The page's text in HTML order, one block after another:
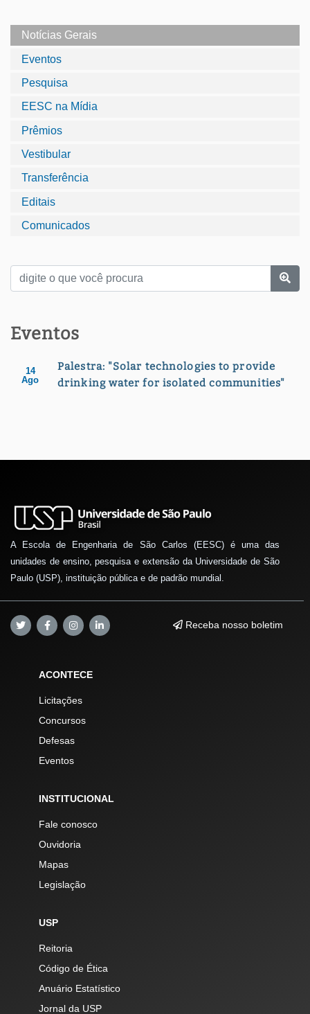
Notícias Gerais
Eventos
Pesquisa
EESC na Mídia
Prêmios
Vestibular
Transferência
Editais
Comunicados
Eventos
14
Ago
Palestra: "Solar technologies to provide
drinking water for isolated communities"
A Escola de Engenharia de São Carlos (EESC) é uma das
unidades de ensino, pesquisa e extensão da Universidade de São
Paulo (USP), instituição pública e de padrão mundial.
Receba nosso boletim
ACONTECE
Licitações
Concursos
Defesas
Eventos
INSTITUCIONAL
Fale conosco
Ouvidoria
Mapas
Legislação
USP
Reitoria
Código de Ética
Anuário Estatístico
Jornal da USP